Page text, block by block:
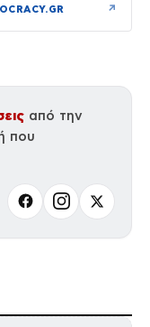
↗
από την
που